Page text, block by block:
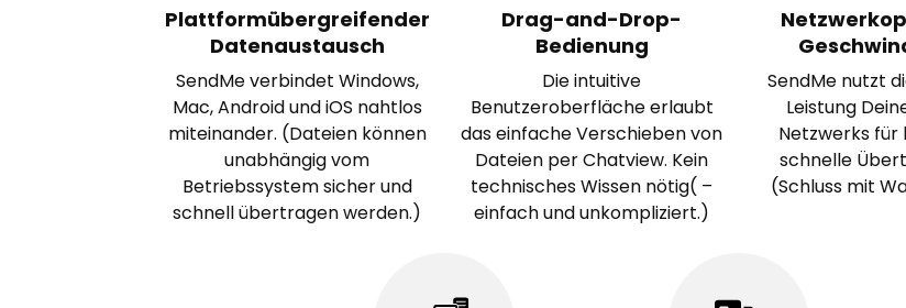
Plattformübergreifender
Datenaustausch
SendMe verbindet Windows,
Mac, Android und iOS nahtlos
miteinander. (Dateien können
unabhängig vom
Betriebssystem sicher und
schnell übertragen werden.)
Drag-and-Drop-
Bedienung
Die intuitive
Benutzeroberfläche erlaubt
das einfache Verschieben von
Dateien per Chatview. Kein
technisches Wissen nötig( –
einfach und unkompliziert.)
SendMe nutzt
Leistung
Netzwerks für
schnelle
(Schluss mit